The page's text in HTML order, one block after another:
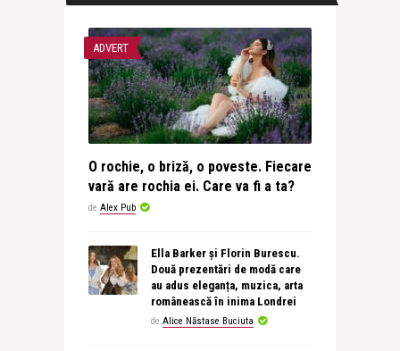
ADVERT
O rochie, o briză, o poveste. Fiecare
vară are rochia ei. Care va fi a ta?
de Alex Pub
Ella Barker și Florin Burescu.
Două prezentări de modă care
au adus eleganța, muzica, arta
românească în inima Londrei
de Alice Năstase Buciuta